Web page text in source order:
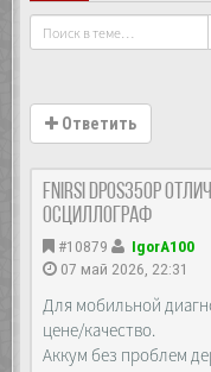
Ответить
FNIRSI DPOS350P
осциллограф
#10879
IgorA100
07 май 2026, 22:31
Для мобильной
цене/качество.
Аккум без проблем